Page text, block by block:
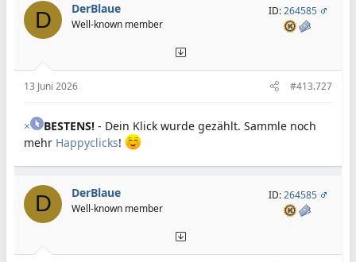
D DerBlaue
Well-known member
ID:264585
13 Juni 2026 #413.727
× BESTENS! - Dein Klick wurde gezählt. Sammle noch
mehr Happyclicks!
D DerBlaue
Well-known member
ID:264585